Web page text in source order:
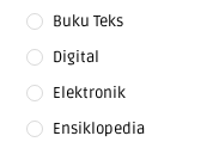
Buku Teks
Digital
Elektronik
Ensiklopedia